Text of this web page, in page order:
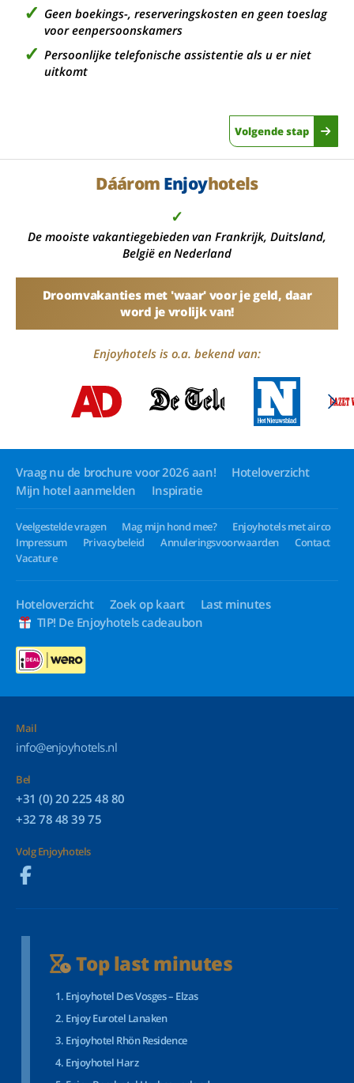
Geen boekings-, reserveringskosten en geen toeslag
voor eenpersoonskamers
Persoonlijke telefonische assistentie als u er niet
uitkomt
Volgende stap
Dáárom Enjoyhotels
✓
De mooiste vakantiegebieden van Frankrijk, Duitsland,
België en Nederland
Droomvakanties met 'waar' voor je geld, daar
word je vrolijk van!
Enjoyhotels is o.a. bekend van:
Vraag nu de brochure voor 2026 aan!
Hoteloverzicht
Mijn hotel aanmelden
Inspiratie
Veelgestelde vragen Mag mijn hond mee?
Enjoyhotels met airco
Impressum
Privacybeleid Annuleringsvoorwaarden
Contact
Vacature
Hoteloverzicht Zoek op kaart
Last minutes
TIP! De Enjoyhotels cadeaubon
Mail
info@enjoyhotels.nl
Bel
+31 (0) 20 225 48 80
+32 78 48 39 75
Volg Enjoyhotels
Top last minutes
Enjoyhotel Des Vosges – Elzas
Enjoy Eurotel Lanaken
Enjoyhotel Rhön Residence
Enjoyhotel Harz